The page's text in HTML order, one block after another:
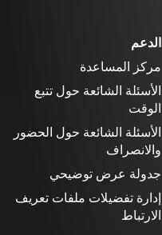
الدعم
مركز المساعدة
الأسئلة الشائعة حول تتبع
الوقت
الأسئلة الشائعة حول الحضور
والانصراف
جدولة عرض توضيحي
إدارة تفضيلات ملفات تعريف
الارتباط